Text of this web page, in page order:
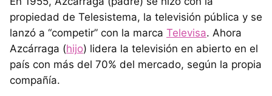
propiedad de Telesistema, la televisión pública y se
lanzó a “competir” con la marca Televisa. Ahora
Azcárraga (hijo) lidera la televisión en abierto en el
país con más del 70% del mercado, según la propia
compañía.